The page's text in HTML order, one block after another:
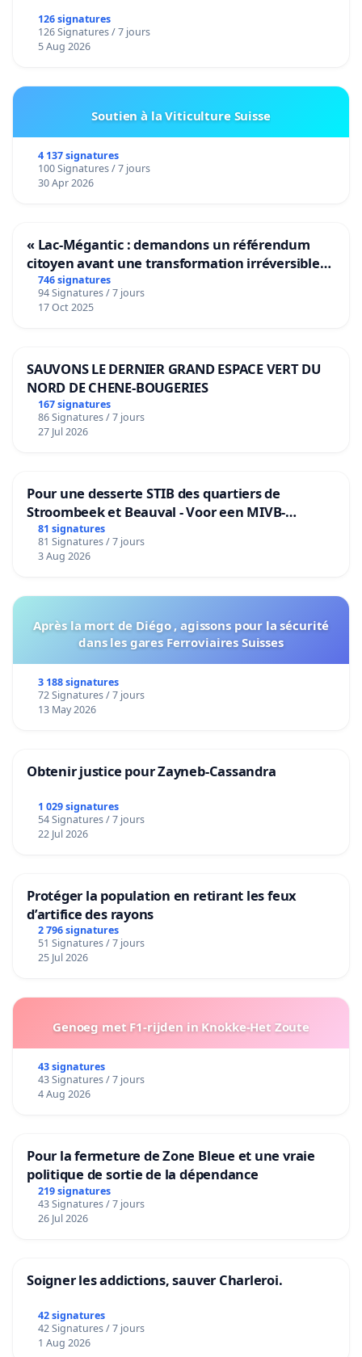
126 signatures
126 Signatures / 7 jours
5 Aug 2026
Soutien à la Viticulture Suisse
4 137 signatures
100 Signatures / 7 jours
30 Apr 2026
« Lac-Mégantic : demandons un référendum
citoyen avant une transformation irréversible
de notre territoire »
746 signatures
94 Signatures / 7 jours
17 Oct 2025
SAUVONS LE DERNIER GRAND ESPACE VERT DU
NORD DE CHENE-BOUGERIES
167 signatures
86 Signatures / 7 jours
27 Jul 2026
Pour une desserte STIB des quartiers de
Stroombeek et Beauval - Voor een MIVB-
bediening van de wijken Strombeek en Het
Voor
81 signatures
81 Signatures / 7 jours
3 Aug 2026
Après la mort de Diégo , agissons pour la sécurité
dans les gares Ferroviaires Suisses
3 188 signatures
72 Signatures / 7 jours
13 May 2026
Obtenir justice pour Zayneb-Cassandra
1 029 signatures
54 Signatures / 7 jours
22 Jul 2026
Protéger la population en retirant les feux
d’artifice des rayons
2 796 signatures
51 Signatures / 7 jours
25 Jul 2026
Genoeg met F1-rijden in Knokke-Het Zoute
43 signatures
43 Signatures / 7 jours
4 Aug 2026
Pour la fermeture de Zone Bleue et une vraie
politique de sortie de la dépendance
219 signatures
43 Signatures / 7 jours
26 Jul 2026
Soigner les addictions, sauver Charleroi.
42 signatures
42 Signatures / 7 jours
1 Aug 2026